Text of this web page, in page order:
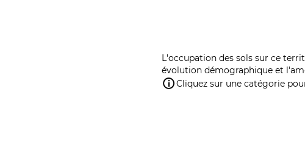
L'occupation des sols sur ce
évolution démographique et
Cliquez sur une catégorie